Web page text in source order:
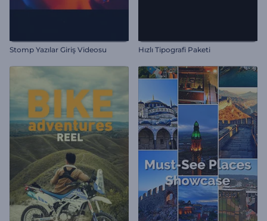
Stomp Yazılar Giriş Videosu Hızlı Tipografi Paketi